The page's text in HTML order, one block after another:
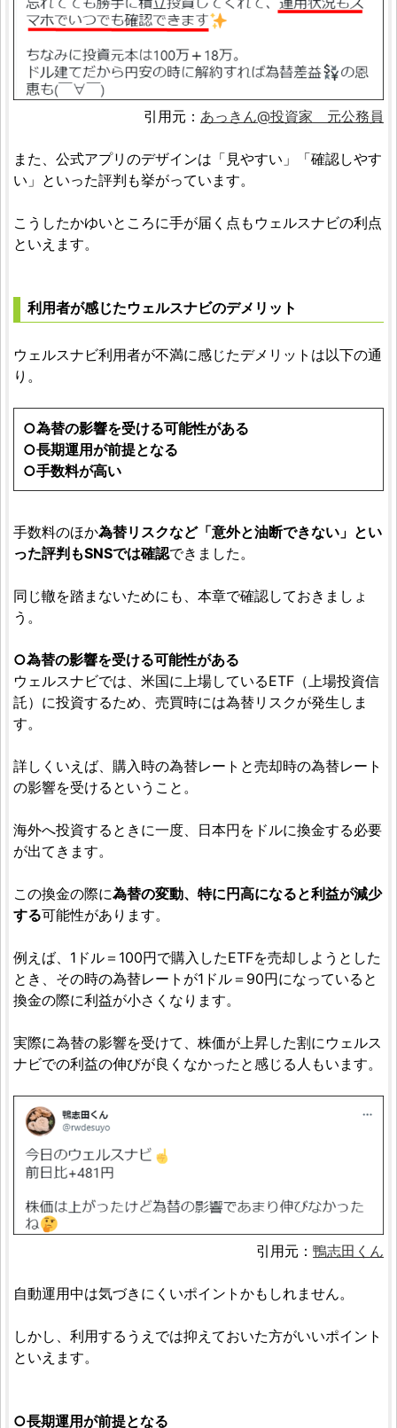
引用元： あっきん@投資家 元公務員
また、公式アプリのデザインは「見やすい」「確認しやす
い」といった評判も挙がっています。
こうしたかゆいところに手が届く点もウェルスナビの利点
といえます。
利用者が感じたウェルスナビのデメリット
ウェルスナビ利用者が不満に感じたデメリットは以下の通
り。
○為替の影響を受ける可能性がある
○長期運用が前提となる
○手数料が高い
手数料のほか為替リスクなど「意外と油断できない」とい
った評判もSNSでは確認できました。
同じ轍を踏まないためにも、本章で確認しておきましょ
う。
○為替の影響を受ける可能性がある
ウェルスナビでは、米国に上場しているETF（上場投資信
託）に投資するため、売買時には為替リスクが発生しま
す。
詳しくいえば、購入時の為替レートと売却時の為替レート
の影響を受けるということ。
海外へ投資するときに一度、日本円をドルに換金する必要
が出てきます。
この換金の際に為替の変動、特に円高になると利益が減少
する可能性があります。
例えば、1ドル＝100円で購入したETFを売却しようとした
とき、その時の為替レートが1ドル＝90円になっていると
換金の際に利益が小さくなります。
実際に為替の影響を受けて、株価が上昇した割にウェルス
ナビでの利益の伸びが良くなかったと感じる人もいます。
引用元： 鴨志田くん
自動運用中は気づきにくいポイントかもしれません。
しかし、利用するうえでは抑えておいた方がいいポイント
といえます。
○長期運用が前提となる